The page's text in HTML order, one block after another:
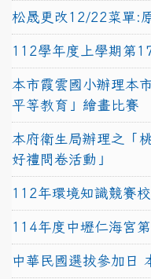
松晟更改12/22菜單:
112學年度上學期第
本市霞雲國小辦理本
平等教育」繪畫比賽
本府衛生局辦理之「
好禮問卷活動」
112年環境知識競賽
114年度中壢仁海宮
中華民國選拔參加日